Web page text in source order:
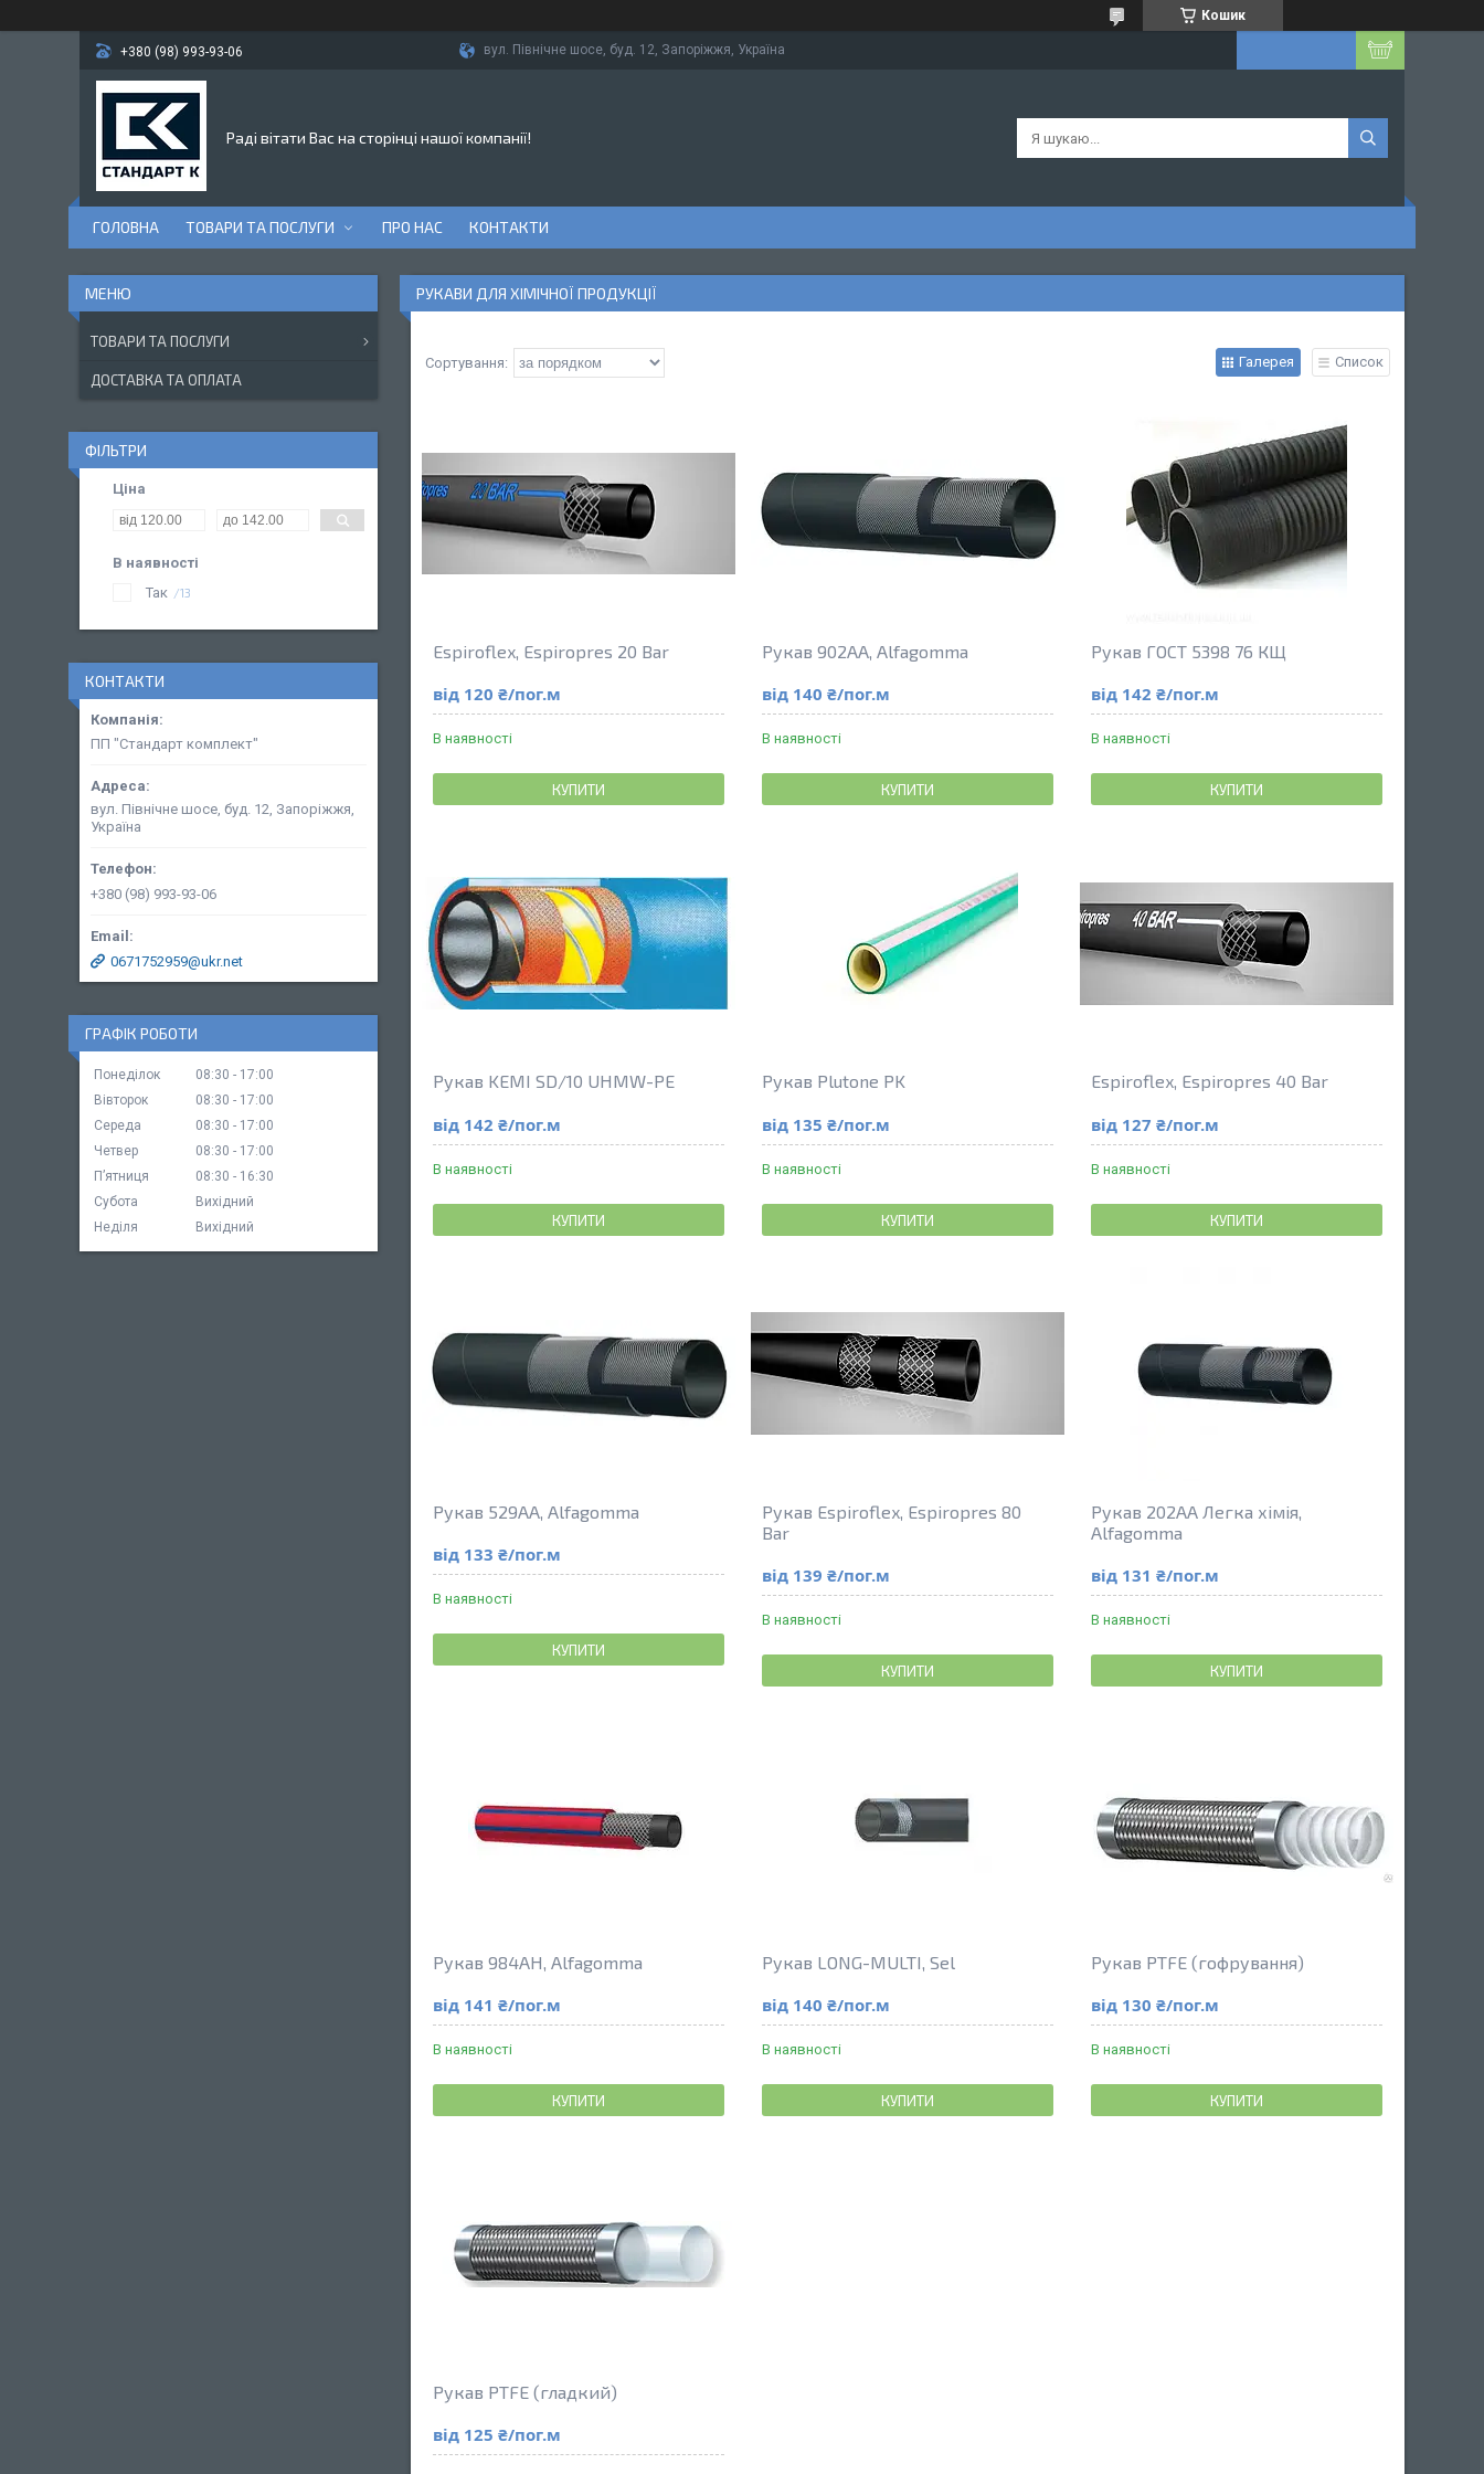
Кошик
+380 (98) 993-93-06 вул. Північне шосе, буд. 12, Запоріжжя, Україна
Раді вітати Вас на сторінці нашої компанії!
ГОЛОВНА ТОВАРИ ТА ПОСЛУГИ ПРО НАС КОНТАКТИ
РУКАВИ ДЛЯ ХІМІЧНОЇ ПРОДУКЦІЇ
Галерея Список
Espiroflex, Espiropres 20 Bar
від 120 ₴/пог.м
В наявності
КУПИТИ
Рукав 902AA, Alfagomma
від 140 ₴/пог.м
В наявності
КУПИТИ
Рукав ГОСТ 5398 76 КЩ
від 142 ₴/пог.м
В наявності
КУПИТИ
Рукав KEMI SD/10 UHMW-PE
від 142 ₴/пог.м
В наявності
КУПИТИ
Рукав Plutone PK
від 135 ₴/пог.м
В наявності
КУПИТИ
Espiroflex, Espiropres 40 Bar
від 127 ₴/пог.м
В наявності
КУПИТИ
Рукав 529AA, Alfagomma
від 133 ₴/пог.м
В наявності
КУПИТИ
Рукав Espiroflex, Espiropres 80
Bar
від 139 ₴/пог.м
В наявності
КУПИТИ
Рукав 202AA Легка хімія,
Alfagomma
від 131 ₴/пог.м
В наявності
КУПИТИ
Рукав 984AH, Alfagomma
від 141 ₴/пог.м
В наявності
КУПИТИ
Рукав LONG-MULTI, Sel
від 140 ₴/пог.м
В наявності
КУПИТИ
Рукав PTFE (гофрування)
від 130 ₴/пог.м
В наявності
КУПИТИ
Рукав PTFE (гладкий)
від 125 ₴/пог.м
ТОВАРИ ТА ПОСЛУГИ
ДОСТАВКА ТА ОПЛАТА
ФІЛЬТРИ
Ціна
В наявності
Так
13
КОНТАКТИ
ПП "Стандарт комплект"
вул. Північне шосе, буд. 12, Запоріжжя,
Україна
+380 (98) 993-93-06
0671752959@ukr.net
ГРАФІК РОБОТИ
Понеділок 08:30
17:00
Вівторок
08:30
17:00
Середа
08:30
17:00
Четвер
08:30
17:00
Пʼятниця
08:30
16:30
Субота
Вихідний
Неділя
Вихідний